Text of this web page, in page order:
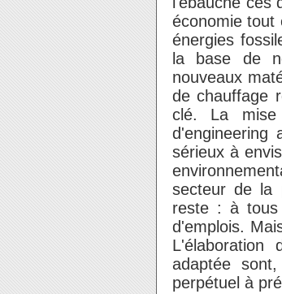
économie tout
énergies
la base de
nouveaux
de chauffage
clé. La mise
d'engineering
sérieux à
secteur de la
reste : à tous
d'emplois.
adaptée
perpétuel à